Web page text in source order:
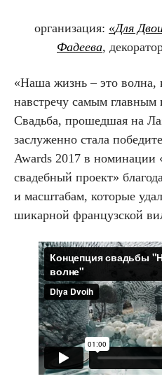
организация: «Для
Фадеева,
«Наша жизнь – это волна,
навстречу самым
Свадьба, прошедшая на
заслуженно стала
Awards 2017 в
свадебный проект»
и масштабам, которые
шикарной французской